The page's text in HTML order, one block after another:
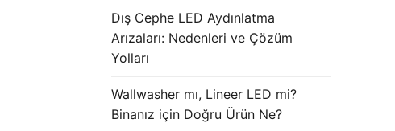
Dış Cephe LED Aydınlatma
Arızaları: Nedenleri ve Çözüm
Yolları
Wallwasher mı, Lineer LED mi?
Binanız için Doğru Ürün Ne?